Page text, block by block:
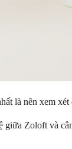
là nên xem
Zoloft và